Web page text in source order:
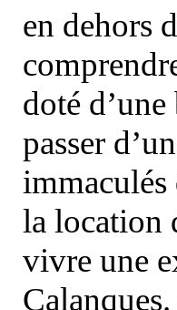
en dehors
doté
passer
immaculés
la location
vivre une